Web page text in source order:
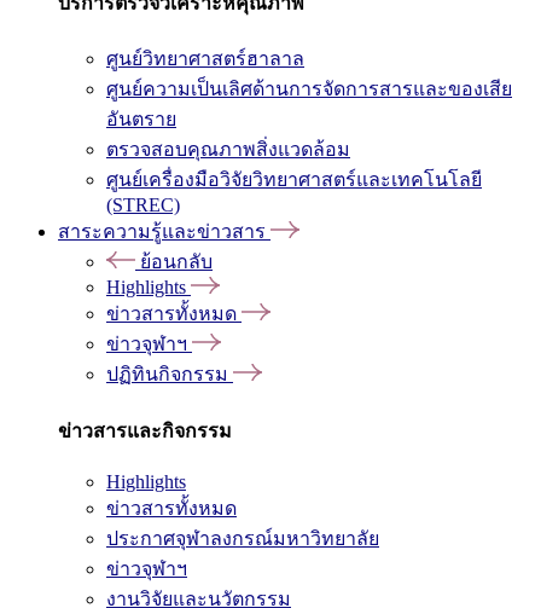
ศูนย์วิทยาศาสตร์ฮาลาล
ศูนย์ความเป็นเลิศด้านการจัดการสารและของเสีย
อันตราย
ตรวจสอบคุณภาพสิ่งแวดล้อม
ศูนย์เครื่องมือวิจัยวิทยาศาสตร์และเทคโนโลยี
(STREC)
สาระความรู้และข่าวสาร
ย้อนกลับ
Highlights
ข่าวสารทั้งหมด
ข่าวจุฬาฯ
ปฏิทินกิจกรรม
ข่าวสารและกิจกรรม
Highlights
ข่าวสารทั้งหมด
ประกาศจุฬาลงกรณ์มหาวิทยาลัย
ข่าวจุฬาฯ
งานวิจัยและนวัตกรรม